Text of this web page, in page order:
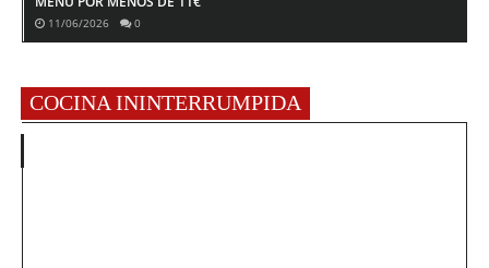
11/06/2026 0
COCINA ININTERRUMPIDA